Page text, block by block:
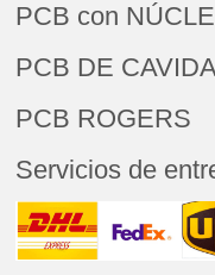
PCB con
PCB DE
PCB ROGERS
Servicios de